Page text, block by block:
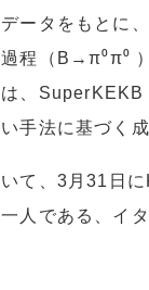
ータをもとに
程（B→π⁰π⁰
は、
手法に基づく成
て、3月31日
人である、イ